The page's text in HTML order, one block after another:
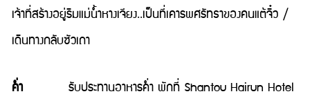
เจ้าที่สร้างอยู่ริมแม่น้ำหางเจียง..เป็นที่เคารพศรัทธาของคนแต้จิ๋ว /
เดินทางกลับซัวเถา
ค่ำ รับประทานอาหารค่ำ พักที่ Shantou Hairun Hotel